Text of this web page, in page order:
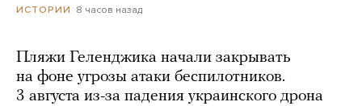
ИСТОРИИ 8 часов назад
Пляжи Геленджика начали закрывать
на фоне угрозы атаки беспилотников.
3 августа из-за падения украинского дрона